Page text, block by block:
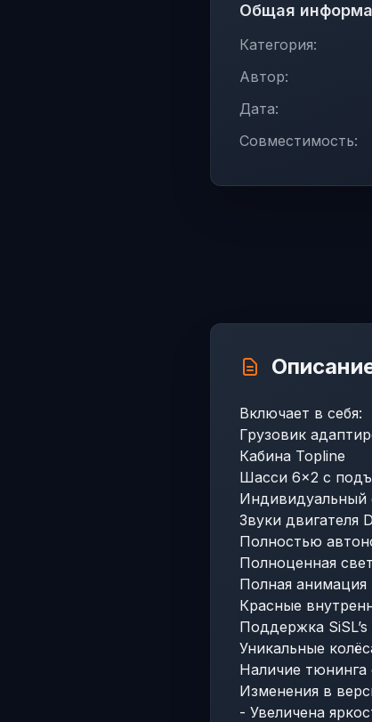
Общая
Категория:
Автор:
Дата:
Совместимость:
Включает в себя:
Грузовик
Кабина Topline
Шасси 6×2 с
Индивидуальный
Звуки двигателя
Полностью
Полноценная
Полная анимация
Красные
Поддержка
Уникальные
Наличие тюнинга
Изменения в
- Увеличена